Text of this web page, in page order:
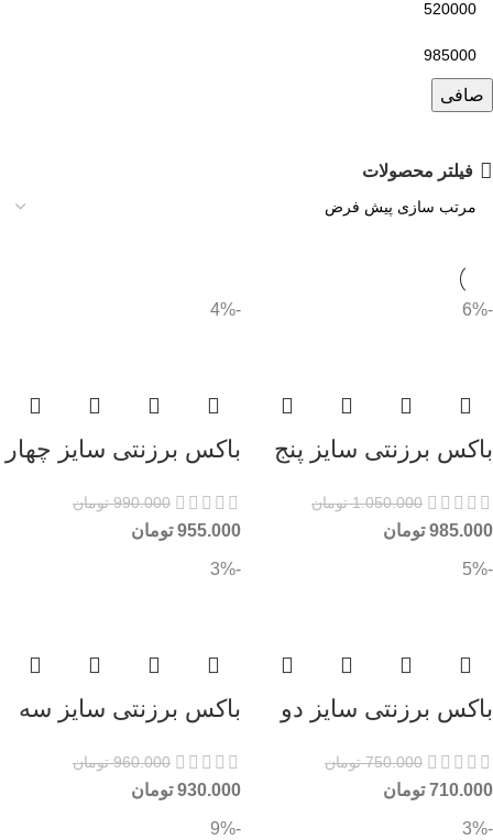
صافی
فیلتر محصولات
-6%
باکس برزنتی سایز پنج
1.050.000 تومان
985.000 تومان
-4%
باکس برزنتی سایز چهار
990.000 تومان
955.000 تومان
-5%
باکس برزنتی سایز دو
750.000 تومان
710.000 تومان
-3%
باکس برزنتی سایز سه
960.000 تومان
930.000 تومان
-3%
-9%